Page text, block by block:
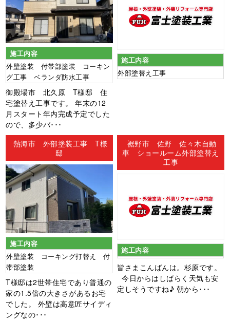
施工内容
外壁塗装 付帯部塗装 コーキン
グ工事 ベランダ防水工事
御殿場市 北久原 T様邸 住
宅塗替え工事です。 年末の12
月スタート年内完成予定でした
ので、多少バ･･･
施工内容
外部塗替え工事
熱海市 外部塗装工事 T様
邸
施工内容
外壁塗装 コーキング打替え 付
帯部塗装
T様邸は2世帯住宅であり普通の
家の1.5倍の大きさがあるお宅
でした。 外壁は高意匠サイディ
ングなの･･･
裾野市 佐野 佐々木自動
車 ショールーム外部塗替え
工事
施工内容
皆さまこんばんは。杉原です。
今日からはしばらく天気も安
定しそうですね♪ 朝から･･･